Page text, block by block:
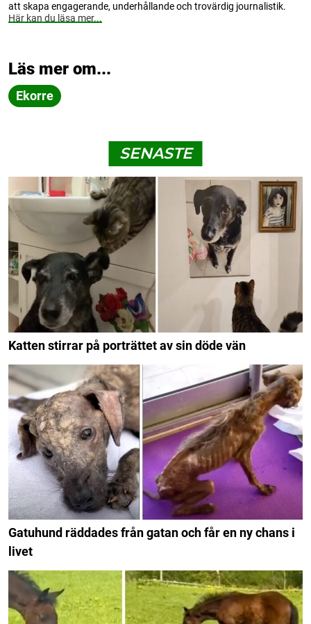
att skapa engagerande, underhållande och trovärdig journalistik.
Här kan du läsa mer...
Läs mer om...
Ekorre
SENASTE
Katten stirrar på porträttet av sin döde vän
Gatuhund räddades från gatan och får en ny chans i
livet